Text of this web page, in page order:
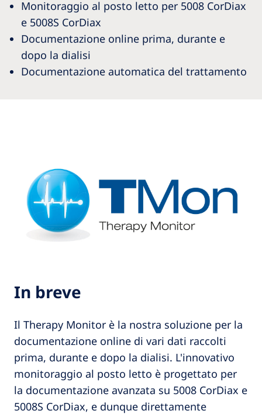
Monitoraggio al posto letto per 5008 CorDiax
e 5008S CorDiax
Documentazione online prima, durante e
dopo la dialisi
Documentazione automatica del trattamento
In breve
Il Therapy Monitor è la nostra soluzione per la
documentazione online di vari dati raccolti
prima, durante e dopo la dialisi. L'innovativo
monitoraggio al posto letto è progettato per
la documentazione avanzata su 5008 CorDiax e
5008S CorDiax, e dunque direttamente